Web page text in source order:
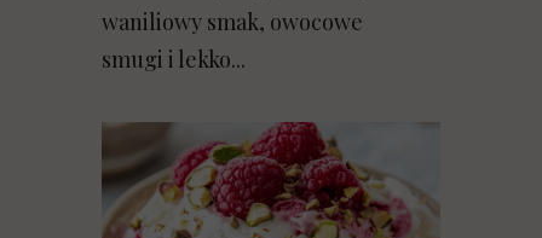
waniliowy smak, owocowe
smugi i lekko...